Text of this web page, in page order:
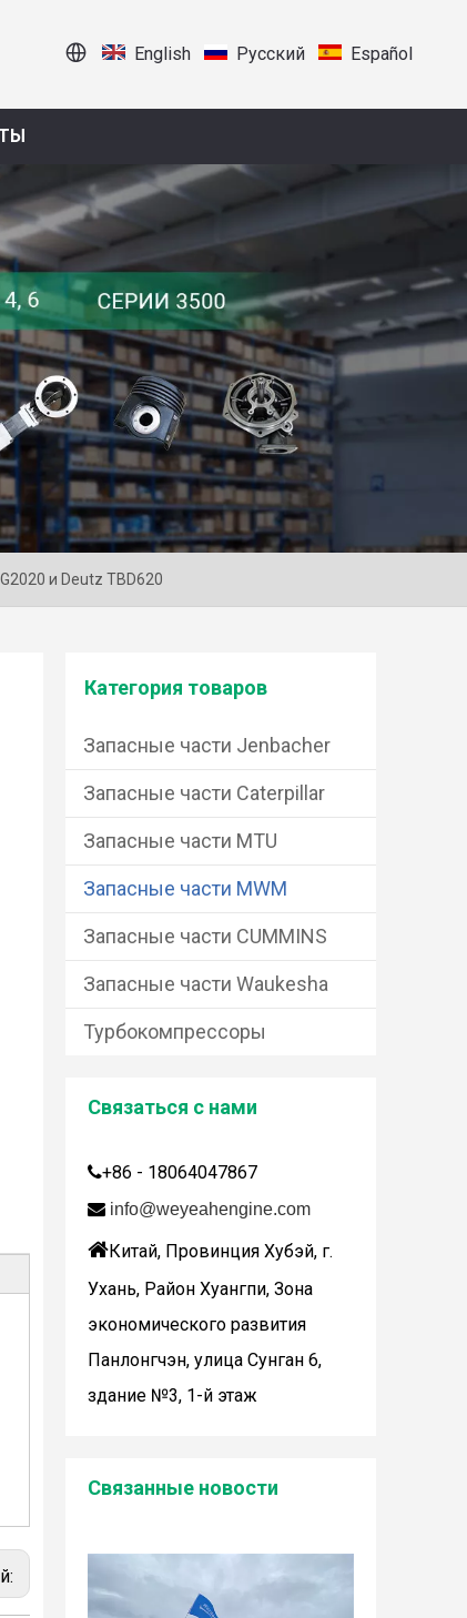
English Pусский Español
и Deutz TBD620
Категория товаров
Запасные части Jenbacher
Запасные части Caterpillar
Запасные части MTU
Запасные части MWM
Запасные части CUMMINS
Запасные части Waukesha
Турбокомпрессоры
Связаться с нами
+86 - 18064047867
 info@weyeahengine.com
Китай, Провинция Хубэй, г.
Ухань, Район Хуангпи, Зона
экономического развития
Панлонгчэн, улица Сунган 6,
здание №3, 1-й этаж
Связанные новости
Дженбахер забрал 200673